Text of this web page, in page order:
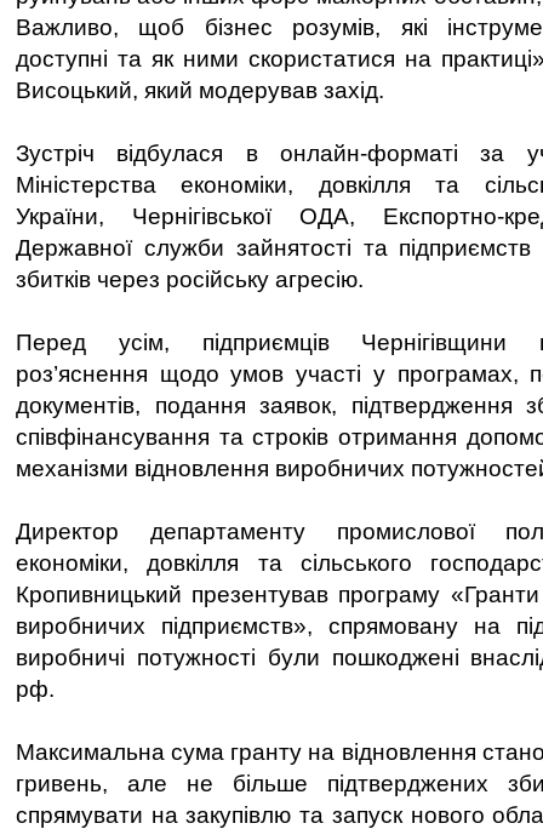
Важливо, щоб бізнес розумів, які
доступні та як ними скористатися на
Висоцький, який модерував захід.
Зустріч відбулася в онлайн-форматі за
Міністерства економіки, довкілля та
України, Чернігівської ОДА, Експортно-
Державної служби зайнятості та підприємств
збитків через російську агресію.
Перед усім, підприємців Чернігівщини
роз’яснення щодо умов участі у програмах,
документів, подання заявок, підтвердження
співфінансування та строків отримання
механізми відновлення виробничих
Директор департаменту промислової
економіки, довкілля та сільського
Кропивницький презентував програму
виробничих підприємств», спрямовану на
виробничі потужності були пошкоджені
рф.
Максимальна сума гранту на відновлення
гривень, але не більше підтверджених
спрямувати на закупівлю та запуск нового